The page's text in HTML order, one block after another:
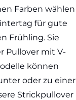
Farben wählen
für gute
Frühling. Sie
Pullover mit V-
können
oder zu einer
Strickpullover